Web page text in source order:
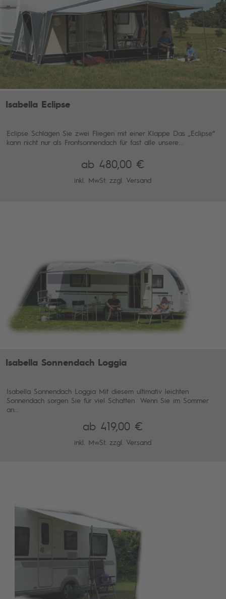
Isabella Eclipse
Eclipse Schlagen Sie zwei Fliegen mit einer Klappe Das „Eclipse“
kann nicht nur als Frontsonnendach für fast alle unsere...
ab 480,00 €
inkl. MwSt. zzgl. Versand
Isabella Sonnendach Loggia
Isabella Sonnendach Loggia Mit diesem ultimativ leichten
Sonnendach sorgen Sie für viel Schatten Wenn Sie im Sommer
an...
ab 419,00 €
inkl. MwSt. zzgl. Versand